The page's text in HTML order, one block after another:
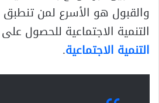
والقبول هو الأسرع لمن
التنمية الاجتماعية للحصول على
التنمية الاجتماعية.